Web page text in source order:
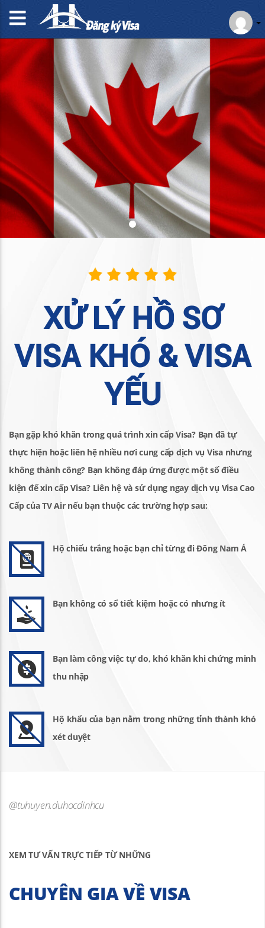
XỬ LÝ HỒ SƠ
VISA KHÓ & VISA
YẾU
Bạn gặp khó khăn trong quá trình xin cấp Visa? Bạn đã tự
thực hiện hoặc liên hệ nhiều nơi cung cấp dịch vụ Visa nhưng
không thành công? Bạn không đáp ứng được một số điều
kiện để xin cấp Visa? Liên hệ và sử dụng ngay dịch vụ Visa Cao
Cấp của TV Air nếu bạn thuộc các trường hợp sau:
Hộ chiếu trắng hoặc bạn chỉ từng đi Đông Nam Á
Bạn không có sổ tiết kiệm hoặc có nhưng ít
Bạn làm công việc tự do, khó khăn khi chứng minh
thu nhập
Hộ khẩu của bạn nằm trong những tỉnh thành khó
xét duyệt
@tuhuyen.duhocdinhcu
XEM TƯ VẤN TRỰC TIẾP TỪ NHỮNG
CHUYÊN GIA VỀ VISA